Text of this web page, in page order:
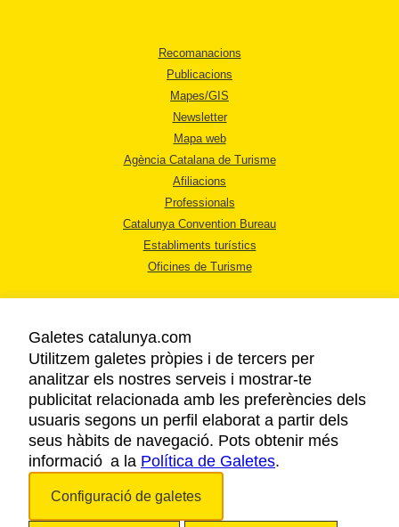
Recomanacions
Publicacions
Mapes/GIS
Newsletter
Mapa web
Agència Catalana de Turisme
Afiliacions
Professionals
Catalunya Convention Bureau
Establiments turístics
Oficines de Turisme
AVÍS LEGAL
POLÍTICA DE PRIVACITAT
COOKIES
ACCESSIBILITAT
Galetes catalunya.com
Utilitzem galetes pròpies i de tercers per
analitzar els nostres serveis i mostrar-te
publicitat relacionada amb les preferències dels
usuaris segons un perfil elaborat a partir dels
seus hàbits de navegació. Pots obtenir més
informació a la Política de Galetes.
Configuració de galetes